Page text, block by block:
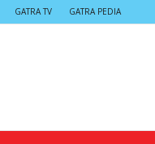
GATRA TV GATRA PEDIA